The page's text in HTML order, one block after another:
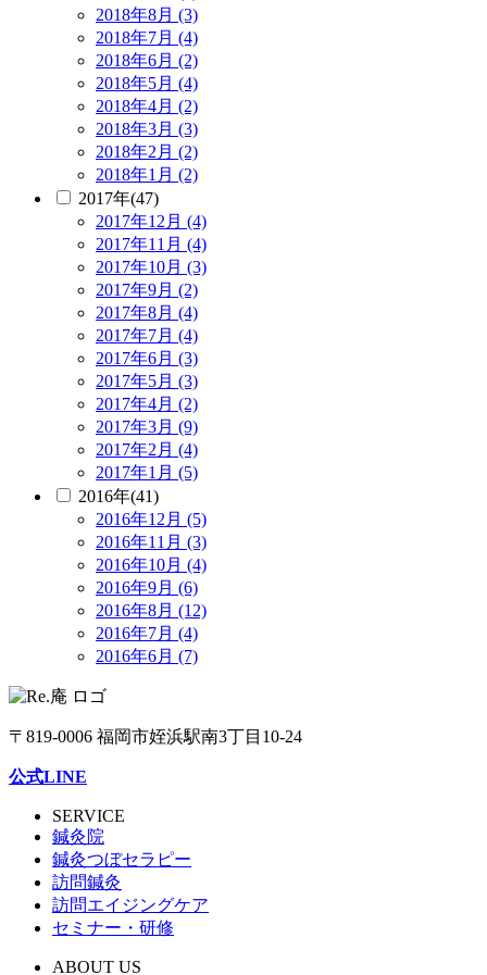
2018年8月 (3)
2018年7月 (4)
2018年6月 (2)
2018年5月 (4)
2018年4月 (2)
2018年3月 (3)
2018年2月 (2)
2018年1月 (2)
2017年(47)
2017年12月 (4)
2017年11月 (4)
2017年10月 (3)
2017年9月 (2)
2017年8月 (4)
2017年7月 (4)
2017年6月 (3)
2017年5月 (3)
2017年4月 (2)
2017年3月 (9)
2017年2月 (4)
2017年1月 (5)
2016年(41)
2016年12月 (5)
2016年11月 (3)
2016年10月 (4)
2016年9月 (6)
2016年8月 (12)
2016年7月 (4)
2016年6月 (7)
〒819-0006 福岡市姪浜駅南3丁目10-24
公式LINE
SERVICE
鍼灸院
鍼灸つぼセラピー
訪問鍼灸
訪問エイジングケア
セミナー・研修
ABOUT US